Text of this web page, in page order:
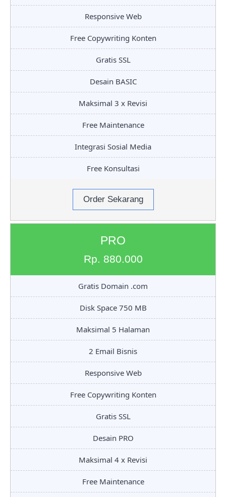
Responsive Web
Free Copywriting Konten
Gratis SSL
Desain BASIC
Maksimal 3 x Revisi
Free Maintenance
Integrasi Sosial Media
Free Konsultasi
Order Sekarang
PRO
Rp. 880.000
Gratis Domain .com
Disk Space 750 MB
Maksimal 5 Halaman
2 Email Bisnis
Responsive Web
Free Copywriting Konten
Gratis SSL
Desain PRO
Maksimal 4 x Revisi
Free Maintenance